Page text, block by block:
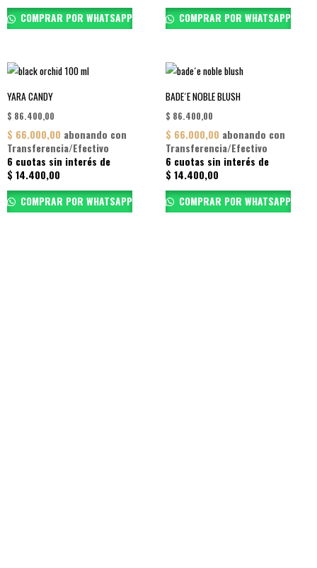
COMPRAR POR WHATSAPP COMPRAR POR WHATSAPP
YARA CANDY
$ 86.400,00
$ 66.000,00 abonando con
Transferencia/Efectivo
6 cuotas sin interés de
$ 14.400,00
COMPRAR POR WHATSAPP
BADE´E NOBLE BLUSH
$ 86.400,00
$ 66.000,00 abonando con
Transferencia/Efectivo
6 cuotas sin interés de
$ 14.400,00
COMPRAR POR WHATSAPP